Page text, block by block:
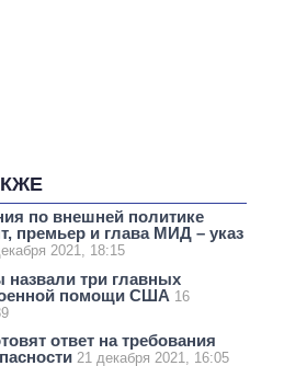
по внешней политике
премьер и глава МИД – указ
2021, 18:15
три главных
помощи США 16
ответ на требования
21 декабря 2021, 16:05